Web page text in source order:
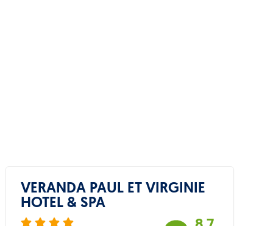
VERANDA PAUL ET VIRGINIE
HOTEL & SPA